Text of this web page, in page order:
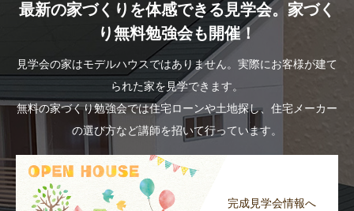
最新の家づくりを体感できる見学会。家づく
り無料勉強会も開催！
見学会の家はモデルハウスではありません。実際にお客様が建て
られた家を見学できます。
無料の家づくり勉強会では住宅ローンや土地探し、住宅メーカー
の選び方など講師を招いて行っています。
完成見学会情報へ